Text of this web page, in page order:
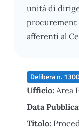
unità di
procurement
afferenti al
Delibera n.
Ufficio: Area
Data
Titolo: